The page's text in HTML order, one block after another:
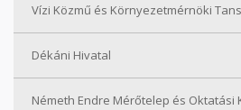
Vízi Közmű és Környezetmérnöki
Dékáni Hivatal
Németh Endre Mérőtelep és Oktatási